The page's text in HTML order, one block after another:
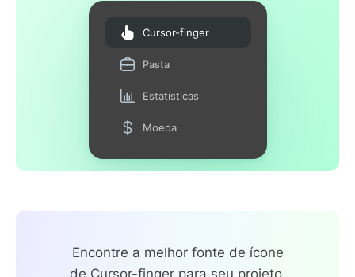
Cursor-finger
Pasta
Estatísticas
Moeda
Encontre a melhor fonte de ícone
de Cursor-finger para seu projeto.